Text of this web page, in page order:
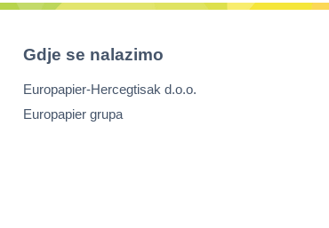
Gdje se nalazimo
Europapier-Hercegtisak d.o.o.
Europapier grupa